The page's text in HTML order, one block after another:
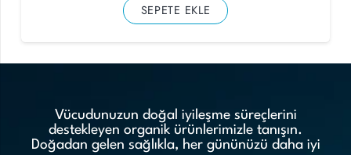
SEPETE EKLE
Vücudunuzun doğal iyileşme süreçlerini
destekleyen organik ürünlerimizle tanışın.
Doğadan gelen sağlıkla, her gününüzü daha iyi